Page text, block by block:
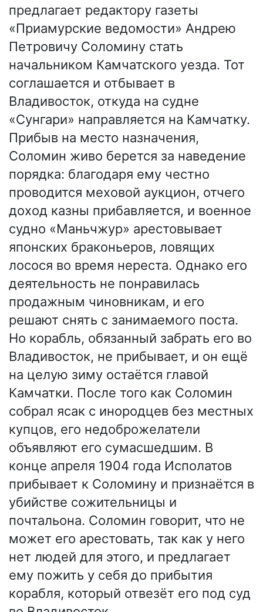
предлагает редактору газеты
«Приамурские ведомости» Андрею
Петровичу Соломину стать
начальником Камчатского уезда. Тот
соглашается и отбывает в
Владивосток, откуда на судне
«Сунгари» направляется на Камчатку.
Прибыв на место назначения,
Соломин живо берется за наведение
порядка: благодаря ему честно
проводится меховой аукцион, отчего
доход казны прибавляется, и военное
судно «Маньчжур» арестовывает
японских браконьеров, ловящих
лосося во время нереста. Однако его
деятельность не понравилась
продажным чиновникам, и его
решают снять с занимаемого поста.
Но корабль, обязанный забрать его во
Владивосток, не прибывает, и он ещё
на целую зиму остаётся главой
Камчатки. После того как Соломин
собрал ясак с инородцев без местных
купцов, его недоброжелатели
объявляют его сумасшедшим. В
конце апреля 1904 года Исполатов
прибывает к Соломину и признаётся в
убийстве сожительницы и
почтальона. Соломин говорит, что не
может его арестовать, так как у него
нет людей для этого, и предлагает
ему пожить у себя до прибытия
корабля, который отвезёт его под суд